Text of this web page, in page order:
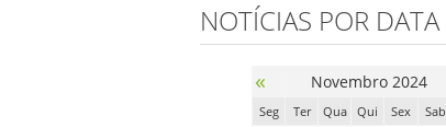
NOTÍCIAS POR DATA
« Novembro 2024
Seg Ter Qua Qui Sex Sab